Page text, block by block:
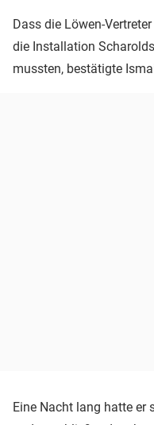
Dass die Löwen-
die Installation
mussten, bestätigte
Eine Nacht lang hatte er